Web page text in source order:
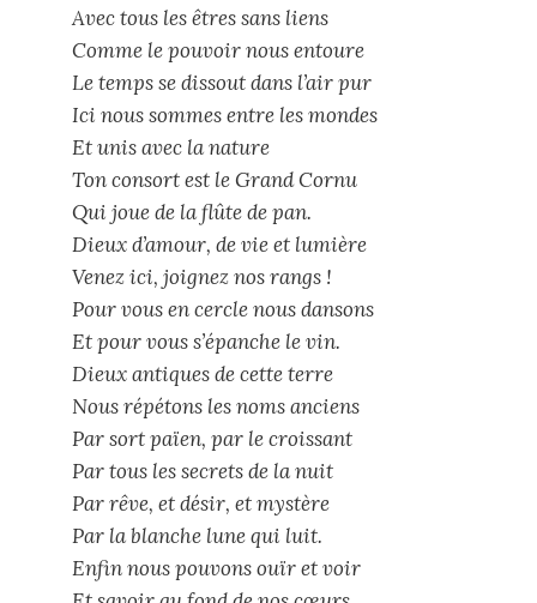
Avec tous les êtres sans liens
Comme le pouvoir nous entoure
Le temps se dissout dans l’air pur
Ici nous sommes entre les mondes
Et unis avec la nature
Ton consort est le Grand Cornu
Qui joue de la flûte de pan.
Dieux d’amour, de vie et lumière
Venez ici, joignez nos rangs !
Pour vous en cercle nous dansons
Et pour vous s’épanche le vin.
Dieux antiques de cette terre
Nous répétons les noms anciens
Par sort païen, par le croissant
Par tous les secrets de la nuit
Par rêve, et désir, et mystère
Par la blanche lune qui luit.
Enfin nous pouvons ouïr et voir